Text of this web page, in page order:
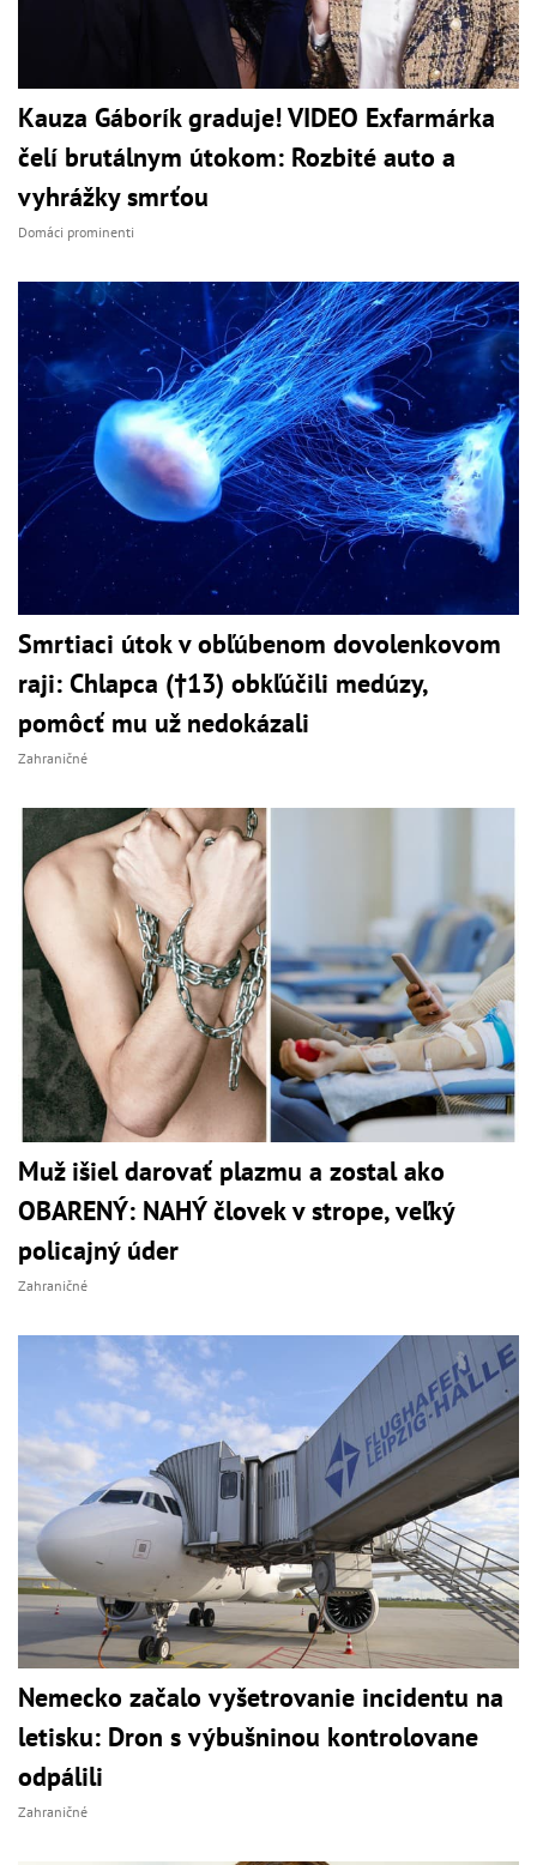
Kauza Gáborík graduje! VIDEO Exfarmárka
čelí brutálnym útokom: Rozbité auto a
vyhrážky smrťou
Domáci prominenti
Smrtiaci útok v obľúbenom dovolenkovom
raji: Chlapca (†13) obkľúčili medúzy,
pomôcť mu už nedokázali
Zahraničné
Muž išiel darovať plazmu a zostal ako
OBARENÝ: NAHÝ človek v strope, veľký
policajný úder
Zahraničné
Nemecko začalo vyšetrovanie incidentu na
letisku: Dron s výbušninou kontrolovane
odpálili
Zahraničné